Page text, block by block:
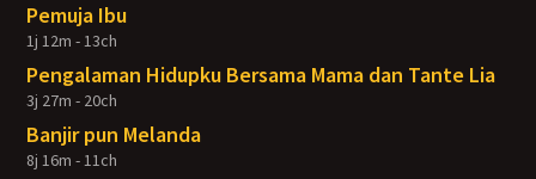
Pemuja Ibu
1j 12m - 13ch
Pengalaman Hidupku Bersama Mama dan Tante Lia
3j 27m - 20ch
Banjir pun Melanda
8j 16m - 11ch